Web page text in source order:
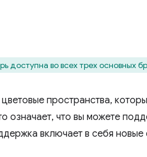
доступна во всех трех основных
пространства,
означает, что вы можете
включает в себя